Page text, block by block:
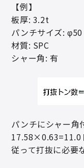
【例】
板厚: 3.2t
パンチサイズ: φ50
材質: SPC
シャー角: 有
パンチにシャー角
17.58×0.63=11.0
従って打抜に必要